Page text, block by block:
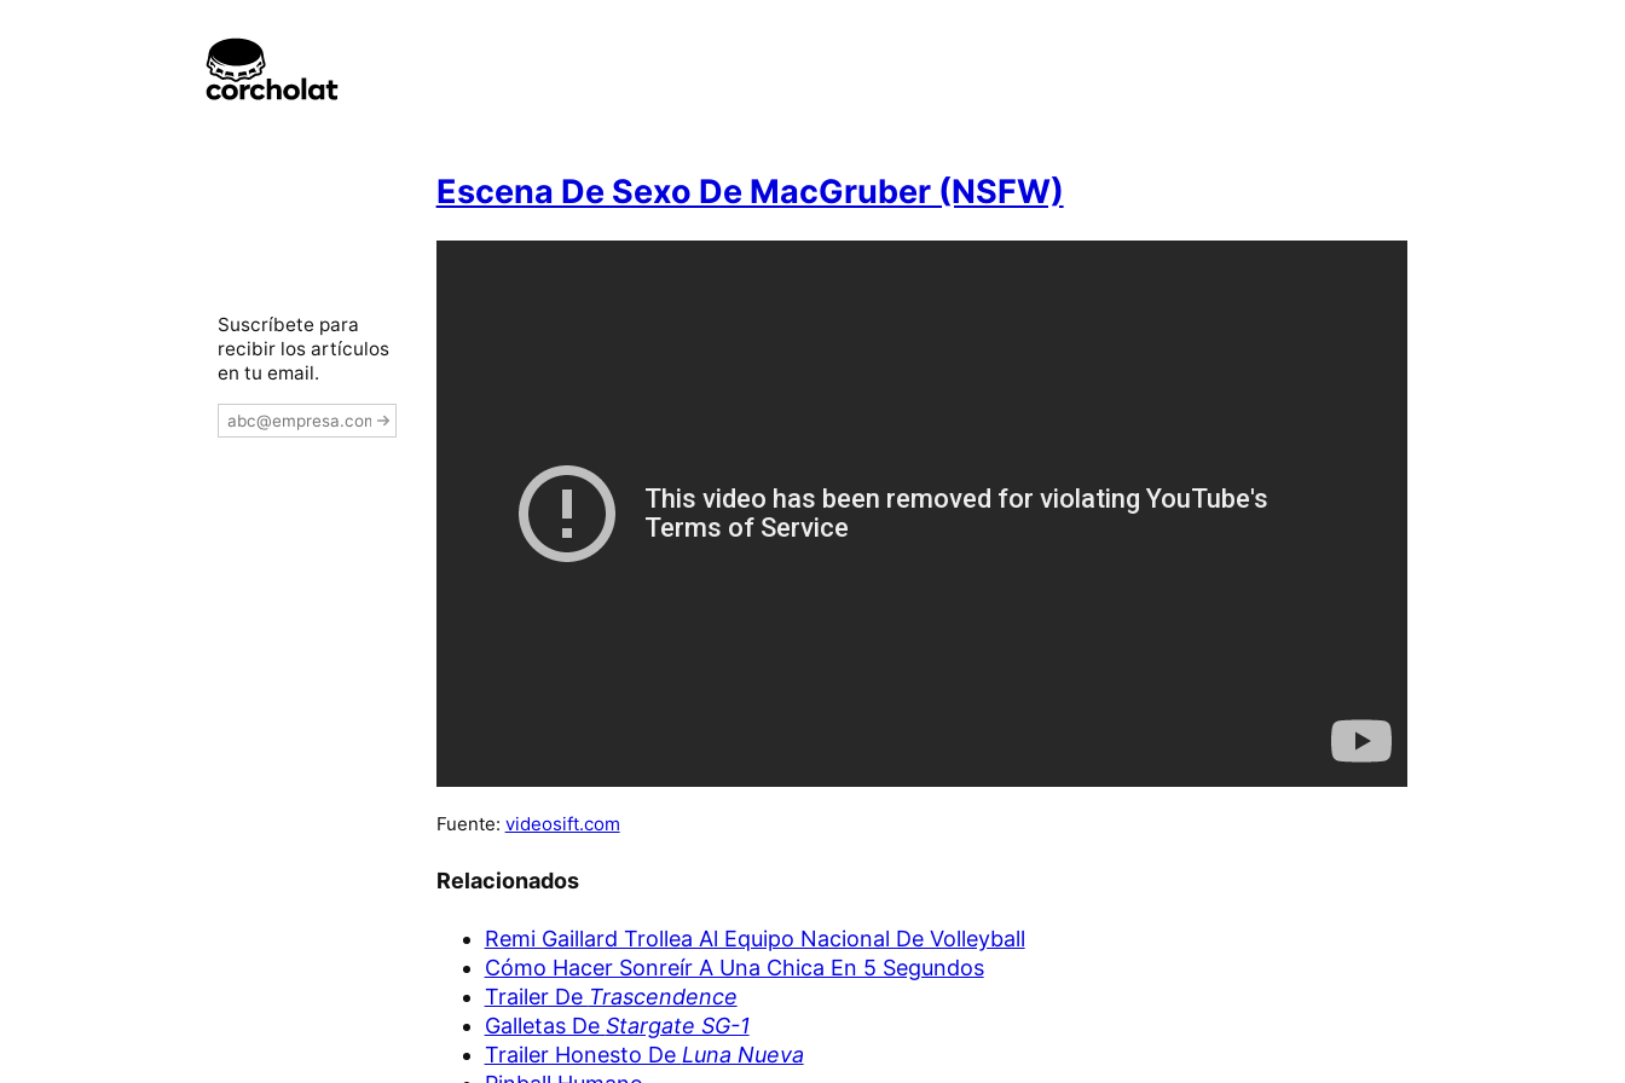
Escena De Sexo De MacGruber (NSFW)
Fuente: videosift.com
Relacionados
Remi Gaillard Trollea Al Equipo Nacional De Volleyball
Cómo Hacer Sonreír A Una Chica En 5 Segundos
Trailer De Trascendence
Galletas De Stargate SG-1
Trailer Honesto De Luna Nueva
Suscríbete para
recibir los artículos
en tu email.